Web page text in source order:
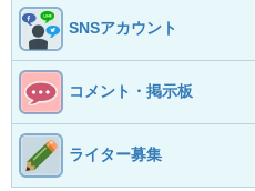
SNSアカウント
コメント・掲示板
ライター募集